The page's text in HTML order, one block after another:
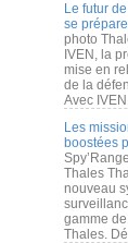
Le futur
se
photo
IVEN, la
mise en
de la
Avec
Les
boostées
Thales
nouveau
gamme
Thales.